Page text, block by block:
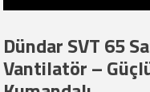
Dündar SVT 65
Vantilatör –